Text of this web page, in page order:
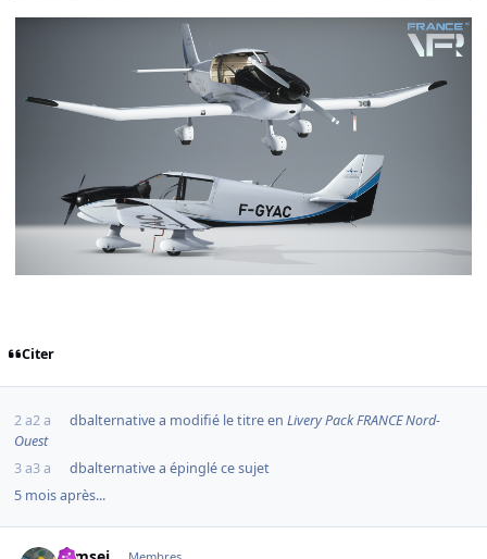
Citer
2 a2 a dbalternativea modifié le titre en Livery Pack FRANCE Nord-
Ouest
3 a3 a dbalternativea épinglé ce sujet
5 mois après...